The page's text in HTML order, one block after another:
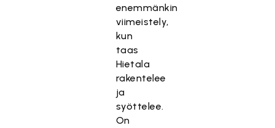
enemmänkin
viimeistely,
kun
taas
Hietala
rakentelee
ja
syöttelee.
On